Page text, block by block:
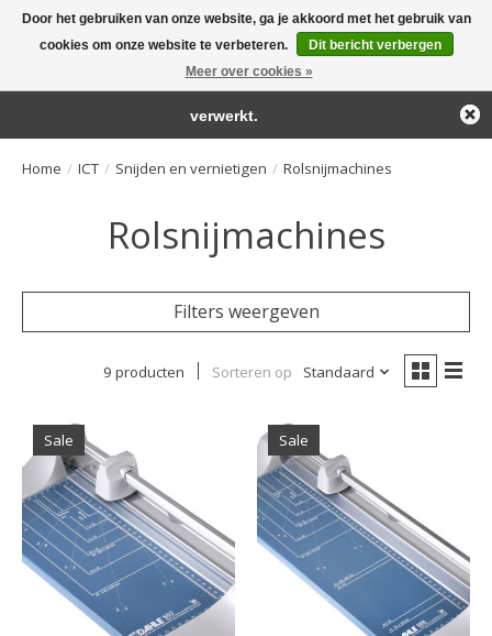
Large selection of products and fast shipping!
Home / ICT / Snijden en vernietigen / Rolsnijmachines
Rolsnijmachines
Filters weergeven
9 producten Sorteren op Standaard
Sale Sale
Door het gebruiken van onze website, ga je akkoord met het gebruik van
cookies om onze website te verbeteren.
Dit bericht verbergen
Meer over cookies »
← Keer terug naar de backofficeDeze winkel is in aanbouw.
Eventueel geplaatste orders zullen niet worden gehonoreerd of
verwerkt.